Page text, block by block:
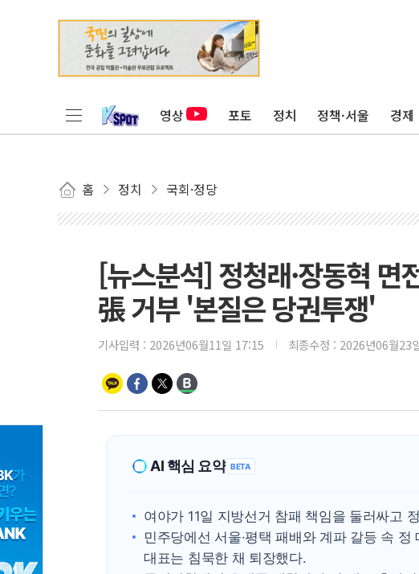
영상 포토 정치 정책·서울 경제
홈 정치 국회·정당
[뉴스분석] 정청래·장동혁 면
張 거부 '본질은 당권투쟁'
기사입력 : 2026년06월11일 17:15 최종수정 : 2026년06월23
AI 핵심 요약 BETA
여야가 11일 지방선거 참패 책임을 둘러싸고
민주당에선 서울·평택 패배와 계파 갈등 속
대표는 침묵한 채 퇴장했다.